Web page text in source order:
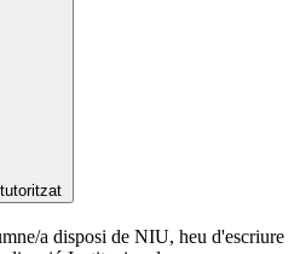
a disposi de NIU, heu d'escriure